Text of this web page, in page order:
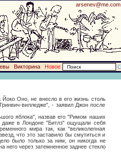
arsenev@me.com
Викторина
Новое
Оно, не внесло в его жизнь столь
вилледже", - заявил Джон после
яблока", назвав его "Римом наших
даже в Лондоне "Битлз" ощущали себя
мира так, как "великолепная
что это заставило бы смутиться и
было только за ним, он никогда не
него через затемненное заднее стекло